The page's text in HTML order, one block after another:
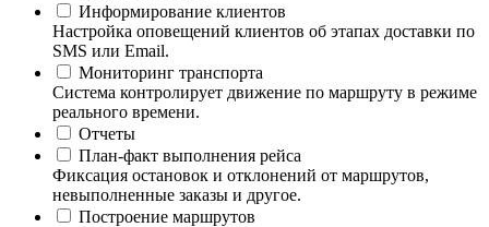
Информирование клиентов
Настройка оповещений клиентов об этапах доставки по
SMS или Email.
Мониторинг транспорта
Система контролирует движение по маршруту в режиме
реального времени.
Отчеты
План-факт выполнения рейса
Фиксация остановок и отклонений от маршрутов,
невыполненные заказы и другое.
Построение маршрутов